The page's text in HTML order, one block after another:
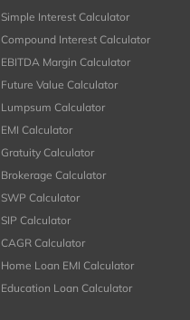
Simple Interest Calculator
Compound Interest Calculator
EBITDA Margin Calculator
Future Value Calculator
Lumpsum Calculator
EMI Calculator
Gratuity Calculator
Brokerage Calculator
SWP Calculator
SIP Calculator
CAGR Calculator
Home Loan EMI Calculator
Education Loan Calculator